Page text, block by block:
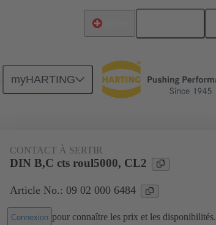
myHARTING
CONTACT À SERTIR
DIN B,C cts roul5000, CL2
Article No.: 09 02 000 6484
Connexion pour connaître les prix et les disponibilités.